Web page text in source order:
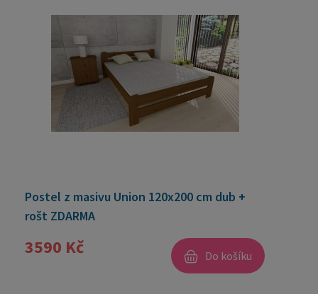
Postel z masivu Union 120x200 cm dub +
rošt ZDARMA
3590 Kč Do košíku